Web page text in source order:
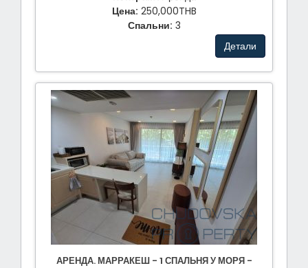
Цена: 250,000THB
Спальни: 3
Детали
АРЕНДА. МАРРАКЕШ - 1 СПАЛЬНЯ У МОРЯ -